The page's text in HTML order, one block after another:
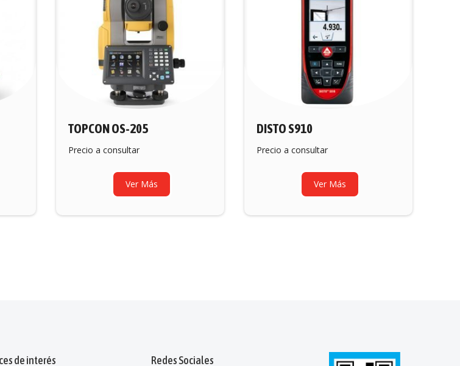
TOPCON OS-205
Precio a consultar
Ver Más
DISTO S910
Precio a consultar
Ver Más
de interés Redes Sociales